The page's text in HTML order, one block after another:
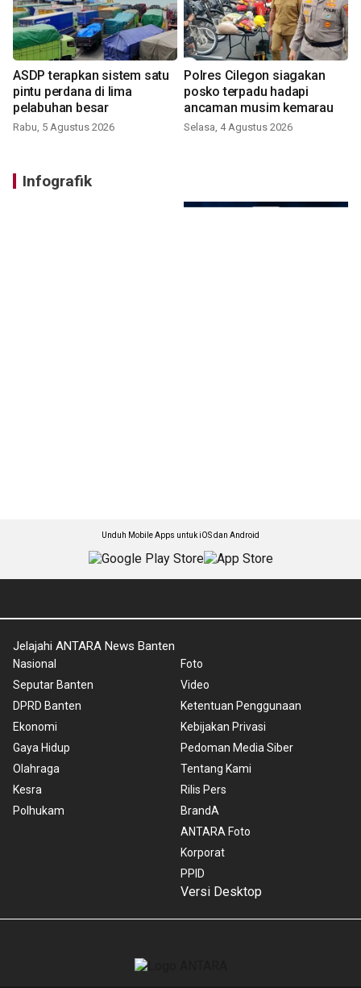
ASDP terapkan sistem satu
pintu perdana di lima
pelabuhan besar
Rabu, 5 Agustus 2026
Polres Cilegon siagakan
posko terpadu hadapi
ancaman musim kemarau
Selasa, 4 Agustus 2026
Infografik
Unduh Mobile Apps untuk iOS dan Android
Jelajahi ANTARA News Banten
Nasional
Seputar Banten
DPRD Banten
Ekonomi
Gaya Hidup
Olahraga
Kesra
Polhukam
Foto
Video
Ketentuan Penggunaan
Kebijakan Privasi
Pedoman Media Siber
Tentang Kami
Rilis Pers
BrandA
ANTARA Foto
Korporat
PPID
Versi Desktop